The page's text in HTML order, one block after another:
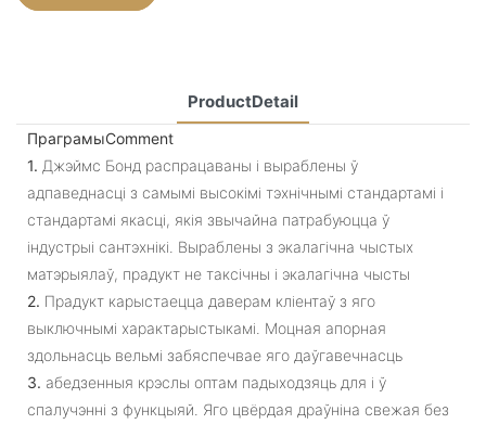
ProductDetail
ПраграмыComment
1. Джэймс Бонд распрацаваны і выраблены ў
адпаведнасці з самымі высокімі тэхнічнымі стандартамі і
стандартамі якасці, якія звычайна патрабуюцца ў
індустрыі сантэхнікі. Выраблены з экалагічна чыстых
матэрыялаў, прадукт не таксічны і экалагічна чысты
2. Прадукт карыстаецца даверам кліентаў з яго
выключнымі характарыстыкамі. Моцная апорная
здольнасць вельмі забяспечвае яго даўгавечнасць
3. абедзенныя крэслы оптам падыходзяць для і ў
спалучэнні з функцыяй. Яго цвёрдая драўніна свежая без